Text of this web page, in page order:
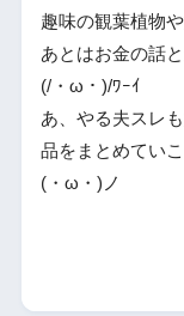
趣味の観葉植物
あとはお金の話
(/・ω・)/ﾜｰｲ
あ、やる夫スレ
品をまとめてい
(・ω・)ノ